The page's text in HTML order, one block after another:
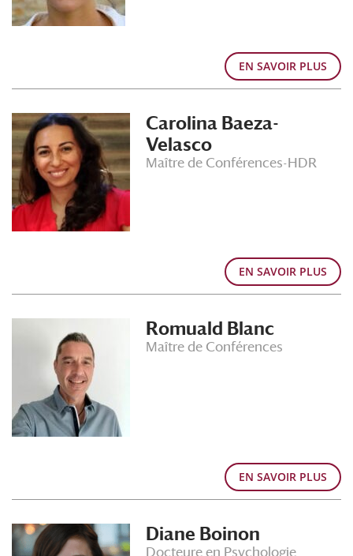
EN SAVOIR PLUS
Carolina Baeza-
Velasco
Maître de Conférences-HDR
EN SAVOIR PLUS
Romuald Blanc
Maître de Conférences
EN SAVOIR PLUS
Diane Boinon
Docteure en Psychologie